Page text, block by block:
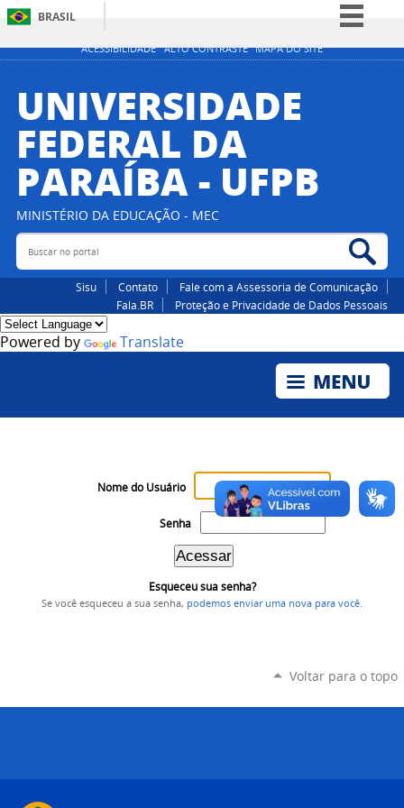
ACESSIBILIDADE ALTO CONTRASTE MAPA DO SITE
BRASIL
Simplifique!
Participe
Acesso à informação
Canais
UNIVERSIDADE
FEDERAL DA
PARAÍBA - UFPB
MINISTÉRIO DA EDUCAÇÃO - MEC
Buscar no portal
Sisu Contato
Fale com a Assessoria de Comunicação
Fala.BR
Proteção e Privacidade de Dados Pessoais
Powered by Translate
Nome do Usuário
Senha
Esqueceu sua senha?
Se você esqueceu a sua senha, podemos enviar uma nova para você
Voltar para o topo